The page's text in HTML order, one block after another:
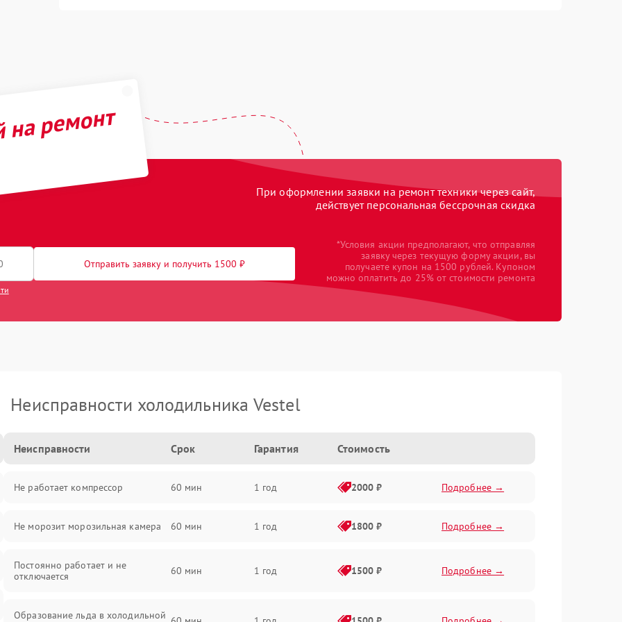
ремонт
При оформлении заявки на ремонт техники через сайт,
действует персональная бессрочная скидка
Отправить заявку и получить 1500 ₽
*Условия акции предполагают, что отправляя
заявку через текущую форму акции, вы
получаете купон на 1500 рублей. Купоном
можно оплатить до 25% от стоимости ремонта
Неисправности холодильника Vestel
Неисправности Срок Гарантия Стоимость
Не работает компрессор 60 мин 1 год 2000 ₽ Подробнее →
Не морозит морозильная камера 60 мин 1 год 1800 ₽ Подробнее →
Постоянно работает и не
отключается
60 мин 1 год 1500 ₽ Подробнее →
Образование льда в холодильной